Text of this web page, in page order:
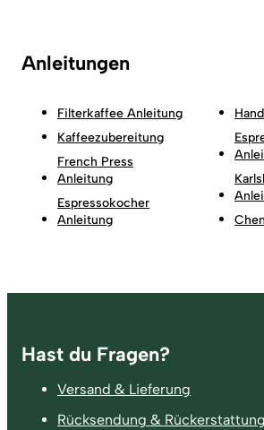
Anleitungen
Filterkaffee Anleitung
Kaffeezubereitung
French Press
Anleitung
Espressokocher
Anleitung
Fußzeile
Hast du Fragen?
Versand & Lieferung
Rücksendung & Rückerstattung